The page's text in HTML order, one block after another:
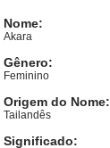
Nome:
Akara
Gênero:
Feminino
Origem do Nome:
Tailandês
Significado: